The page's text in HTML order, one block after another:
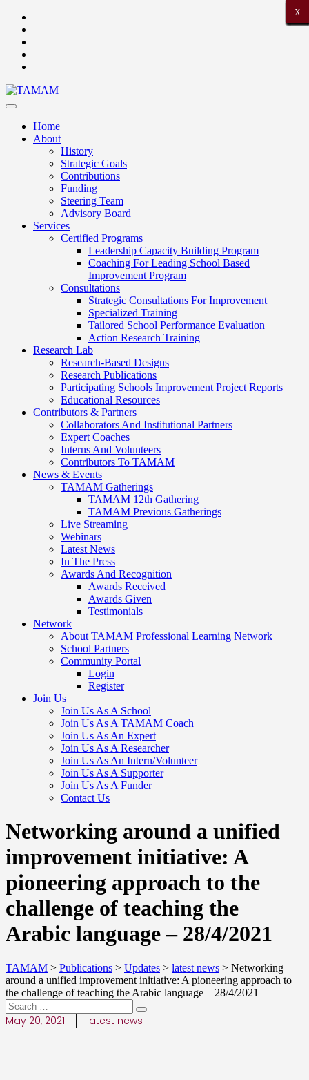
Home
About
History
Strategic Goals
Contributions
Funding
Steering Team
Advisory Board
Services
Certified Programs
Leadership Capacity Building Program
Coaching For Leading School Based
Improvement Program
Consultations
Strategic Consultations For Improvement
Specialized Training
Tailored School Performance Evaluation
Action Research Training
Research Lab
Research-Based Designs
Research Publications
Participating Schools Improvement Project Reports
Educational Resources
Contributors & Partners
Collaborators And Institutional Partners
Expert Coaches
Interns And Volunteers
Contributors To TAMAM
News & Events
TAMAM Gatherings
TAMAM 12th Gathering
TAMAM Previous Gatherings
Live Streaming
Webinars
Latest News
In The Press
Awards And Recognition
Awards Received
Awards Given
Testimonials
Network
About TAMAM Professional Learning Network
School Partners
Community Portal
Login
Register
Join Us
Join Us As A School
Join Us As A TAMAM Coach
Join Us As An Expert
Join Us As A Researcher
Join Us As An Intern/Volunteer
Join Us As A Supporter
Join Us As A Funder
Contact Us
Networking around a unified
improvement initiative: A
pioneering approach to the
challenge of teaching the
Arabic language – 28/4/2021
TAMAM > Publications > Updates > latest news > Networking
around a unified improvement initiative: A pioneering approach to
the challenge of teaching the Arabic language – 28/4/2021
May 20, 2021 latest news
X
X
X
X
X
X
X
X
X
X
X
X
X
X
X
X
X
X
X
X
X